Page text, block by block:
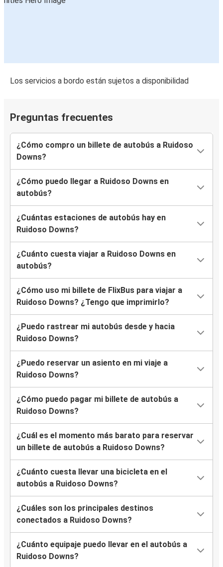
Los servicios a bordo están sujetos a disponibilidad
Preguntas frecuentes
¿Cómo compro un billete de autobús a Ruidoso
Downs?
¿Cómo puedo llegar a Ruidoso Downs en
autobús?
¿Cuántas estaciones de autobús hay en
Ruidoso Downs?
¿Cuánto cuesta viajar a Ruidoso Downs en
autobús?
¿Cómo uso mi billete de FlixBus para viajar a
Ruidoso Downs? ¿Tengo que imprimirlo?
¿Puedo rastrear mi autobús desde y hacia
Ruidoso Downs?
¿Puedo reservar un asiento en mi viaje a
Ruidoso Downs?
¿Cómo puedo pagar mi billete de autobús a
Ruidoso Downs?
¿Cuál es el momento más barato para reservar
un billete de autobús a Ruidoso Downs?
¿Cuánto cuesta llevar una bicicleta en el
autobús a Ruidoso Downs?
¿Cuáles son los principales destinos
conectados a Ruidoso Downs?
¿Cuánto equipaje puedo llevar en el autobús a
Ruidoso Downs?